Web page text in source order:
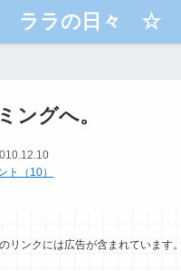
ラの日々 ☆
ングへ。
ト（10）
リンクには広告が含まれています。